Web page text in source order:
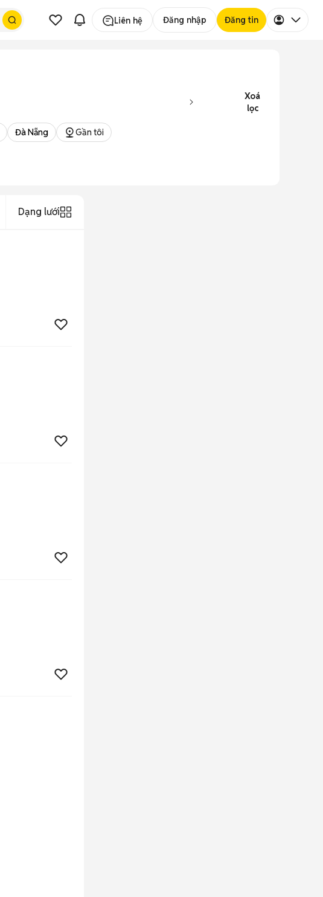
Liên hệ Đăng nhập Đăng tin
Xoá
lọc
Đà Nẵng Gần tôi
Dạng lưới